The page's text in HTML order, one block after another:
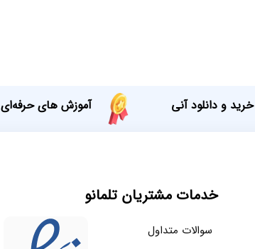
خرید و دانلود آنی آموزش های حرفه‌ای
خدمات مشتریان تلمانو
سوالات متداول